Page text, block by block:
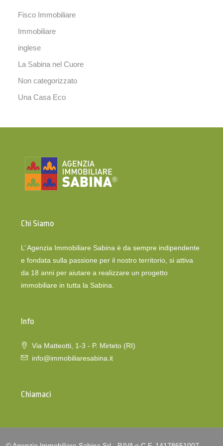
Fisco Immobiliare
Immobiliare
inglese
La Sabina nel Cuore
Non categorizzato
Una Casa Eco
Chi Siamo
L’ Agenzia Immobiliare Sabina è da sempre indipendente
e fondata sulla passione per il nostro territorio, si attiva
da 18 anni per aiutare a realizzare un progetto
immobiliare in tutta la Sabina.
Info
Via Matteotti, 1-3 - P. Mirteto (RI)
info@immobiliaresabina.it
Chiamaci